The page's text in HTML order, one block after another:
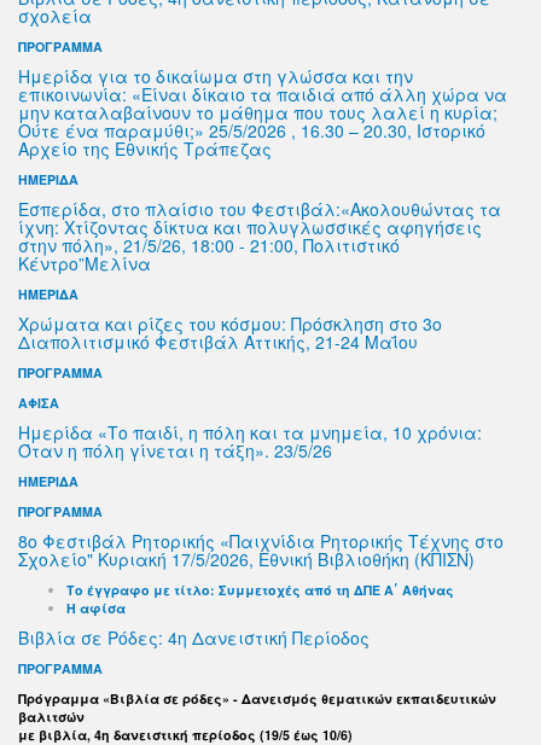
σχολεία
ΠΡΟΓΡΑΜΜΑ
Ημερίδα για το δικαίωμα στη γλώσσα και την
επικοινωνία: «Είναι δίκαιο τα παιδιά από άλλη χώρα να
μην καταλαβαίνουν το μάθημα που τους λαλεί η κυρία;
Ούτε ένα παραμύθι;» 25/5/2026 , 16.30 – 20.30, Ιστορικό
Αρχείο της Εθνικής Τράπεζας
ΗΜΕΡΙΔΑ
Εσπερίδα, στο πλαίσιο του Φεστιβάλ:«Ακολουθώντας τα
ίχνη: Χτίζοντας δίκτυα και πολυγλωσσικές αφηγήσεις
στην πόλη», 21/5/26, 18:00 - 21:00, Πολιτιστικό
Κέντρο”Μελίνα
ΗΜΕΡΙΔΑ
Χρώματα και ρίζες του κόσμου: Πρόσκληση στο 3ο
Διαπολιτισμικό Φεστιβάλ Αττικής, 21-24 Μαΐου
ΠΡΟΓΡΑΜΜΑ
ΑΦΙΣΑ
Ημερίδα «Το παιδί, η πόλη και τα μνημεία, 10 χρόνια:
Όταν η πόλη γίνεται η τάξη». 23/5/26
ΗΜΕΡΙΔΑ
ΠΡΟΓΡΑΜΜΑ
8ο Φεστιβάλ Ρητορικής «Παιχνίδια Ρητορικής Τέχνης στο
Σχολείο" Κυριακή 17/5/2026, Εθνική Βιβλιοθήκη (ΚΠΙΣΝ)
Το έγγραφο με τίτλο: Συμμετοχές από τη ΔΠΕ Α΄ Αθήνας
Η αφίσα
Βιβλία σε Ρόδες: 4η Δανειστική Περίοδος
ΠΡΟΓΡΑΜΜΑ
Πρόγραμμα «Βιβλία σε ρόδες» - Δανεισμός θεματικών εκπαιδευτικών
βαλιτσών
με βιβλία, 4η δανειστική περίοδος (19/5 έως 10/6)